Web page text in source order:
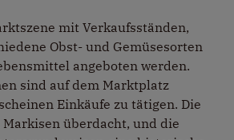
mit Verkaufsständen,
Obst- und Gemüsesorten
angeboten werden.
sind auf dem Marktplatz
Einkäufe zu tätigen. Die
überdacht, und die